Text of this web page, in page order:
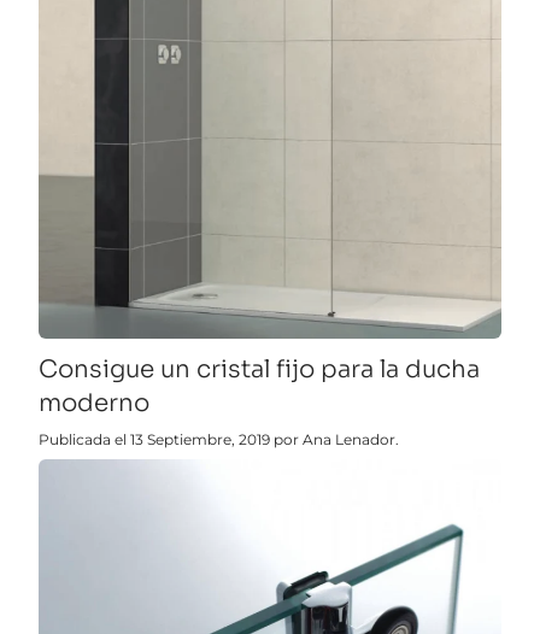
Consigue un cristal fijo para la ducha
moderno
Publicada el 13 Septiembre, 2019 por Ana Lenador.